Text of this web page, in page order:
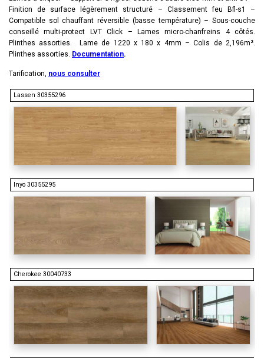
Finition de surface légèrement structuré – Classement feu Bfl-s1 –
Compatible sol chauffant réversible (basse température) – Sous-couche
conseillé multi-protect LVT Click – Lames micro-chanfreins 4 côtés.
Plinthes assorties. Lame de 1220 x 180 x 4mm – Colis de 2,196m².
Plinthes assorties. Documentation.
Tarification, nous consulter
Lassen 30355296
Inyo 30355295
Cherokee 30040733